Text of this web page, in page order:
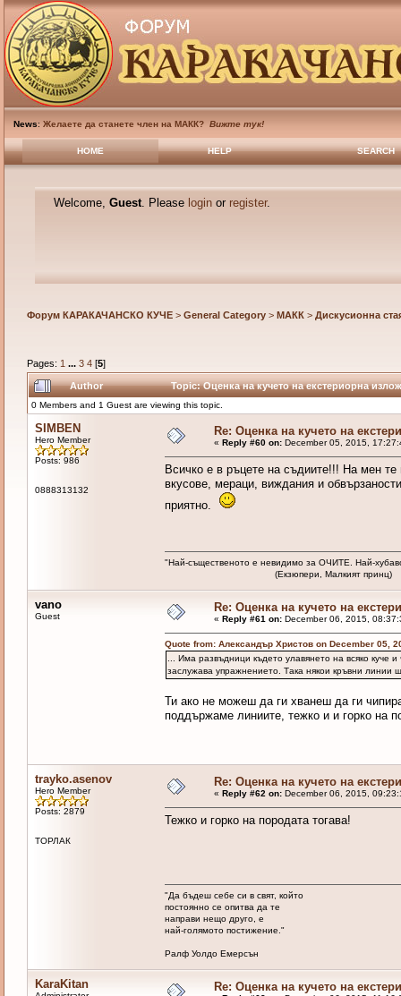
News: Желаете да станете член на МАКК? Вижте тук!
HOME HELP SEARCH
Welcome, Guest. Please loginor register.
Форум КАРАКАЧАНСКО КУЧЕ> General Category> МАКК> Дискусионна
Pages: 1 ... 3 4[5]
Author Topic: Оценка на кучето на екстериорна
0 Members and 1 Guest are viewing this topic.
SIMBEN
Hero Member
Posts: 986
0888313132
Re: Оценка на кучето на
« Reply #60 on:December 05, 2015,
Всичко е в ръцете на съдиите!!! На мен те
вкусове, мераци, виждания и
приятно.
"Най-същественото е невидимо за ОЧИТЕ. Най-
(Екзюпери, Малкият принц)
vano
Guest
Re: Оценка на кучето на
« Reply #61 on:December 06, 2015,
Quote from: Александър Христов on December 05,
... Има развъдници където улавянето на всяко куче
заслужава упражнението. Така някои кръвни линии
Ти ако не можеш да ги хванеш да ги
поддържаме линиите, тежко и и горко на
trayko.asenov
Hero Member
Posts: 2879
ТОРЛАК
Re: Оценка на кучето на
« Reply #62 on:December 06, 2015,
Тежко и горко на породата тогава!
"Да бъдеш себе си в свят, който
постоянно се опитва да те
направи нещо друго, е
най-голямото постижение."
Ралф Уолдо Емерсън
KaraKitan Re: Оценка на кучето на